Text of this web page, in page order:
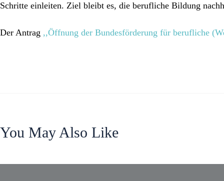
Schritte einleiten. Ziel bleibt es, die berufliche Bildung
Der Antrag ,,Öffnung der Bundesförderung für berufliche
You May Also Like